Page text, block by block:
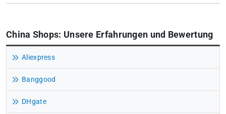
China Shops: Unsere Erfahrungen und Bewertung
Aliexpress
Banggood
DHgate